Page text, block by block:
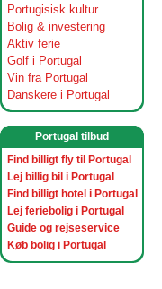
Portugisisk kultur
Bolig & investering
Aktiv ferie
Golf i Portugal
Vin fra Portugal
Danskere i Portugal
Portugal tilbud
Find billigt fly til Portugal
Lej billig bil i Portugal
Find billigt hotel i Portugal
Lej feriebolig i Portugal
Guide og rejseservice
Køb bolig i Portugal